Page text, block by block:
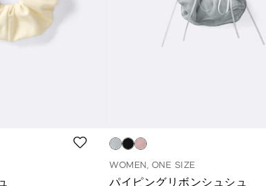
WOMEN, ONE SIZE
パイピングリボンシュシュ